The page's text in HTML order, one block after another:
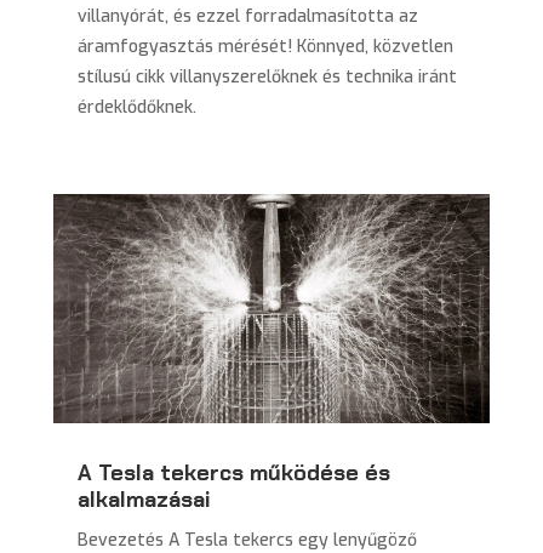
villanyórát, és ezzel forradalmasította az
áramfogyasztás mérését! Könnyed, közvetlen
stílusú cikk villanyszerelőknek és technika iránt
érdeklődőknek.
A Tesla tekercs működése és
alkalmazásai
Bevezetés A Tesla tekercs egy lenyűgöző